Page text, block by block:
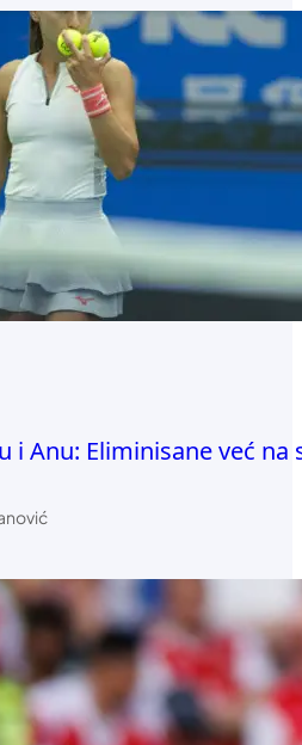
i Anu: Eliminisane već na